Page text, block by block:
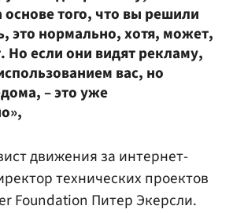
того, что вы решили
это нормально, хотя, может,
Но если они видят рекламу,
вас, но
– это уже
движения за интернет-
технических проектов
Foundation Питер Экерсли.